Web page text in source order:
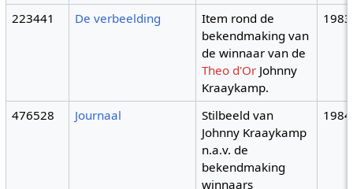
223441 De verbeelding
Item rond de
bekendmaking van
de winnaar van de
Theo d'Or Johnny
Kraaykamp.
1983
476528 Journaal
Stilbeeld van
Johnny Kraaykamp
n.a.v. de
bekendmaking
winnaars
1984